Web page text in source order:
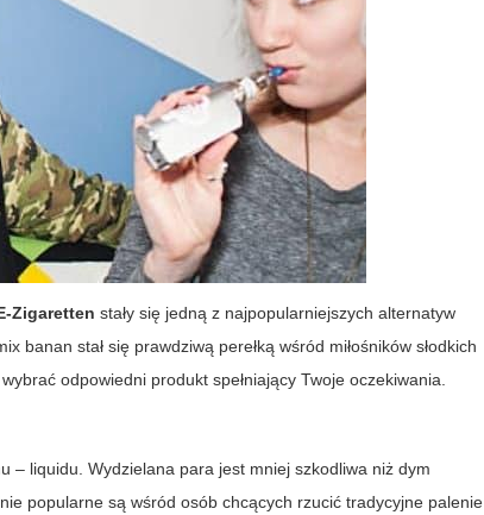
Zigaretten stały się jedną z najpopularniejszych alternatyw
stał się prawdziwą perełką wśród miłośników słodkich
odpowiedni produkt spełniający Twoje oczekiwania.
– liquidu. Wydzielana para jest mniej szkodliwa niż dym
popularne są wśród osób chcących rzucić tradycyjne palenie